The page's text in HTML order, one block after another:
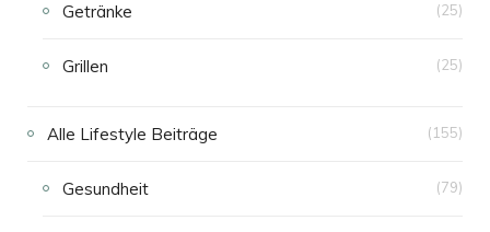
Getränke (25)
Grillen (25)
Alle Lifestyle Beiträge (155)
Gesundheit (79)